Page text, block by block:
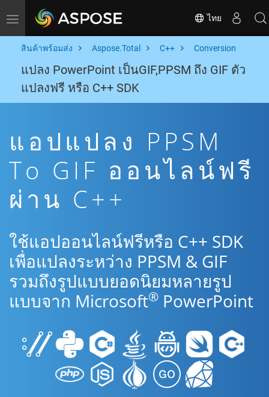
Toggle navigation ไทย
สินค้าพร้อมส่ง Aspose.Total C++ Conversion
แปลง PowerPoint เป็นGIF,PPSM ถึง GIF ตัว
แปลงฟรี หรือ C++ SDK
แอปแปลง PPSM
To GIF ออนไลน์ฟรี
ผ่าน C++
ใช้แอปออนไลน์ฟรีหรือ C++ SDK
เพื่อแปลงระหว่าง PPSM & GIF
รวมถึงรูปแบบยอดนิยมหลายรูป
แบบจาก Microsoft® PowerPoint